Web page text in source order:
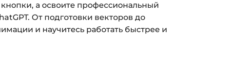
а освоите профессиональный
От подготовки векторов до
и научитесь работать быстрее и